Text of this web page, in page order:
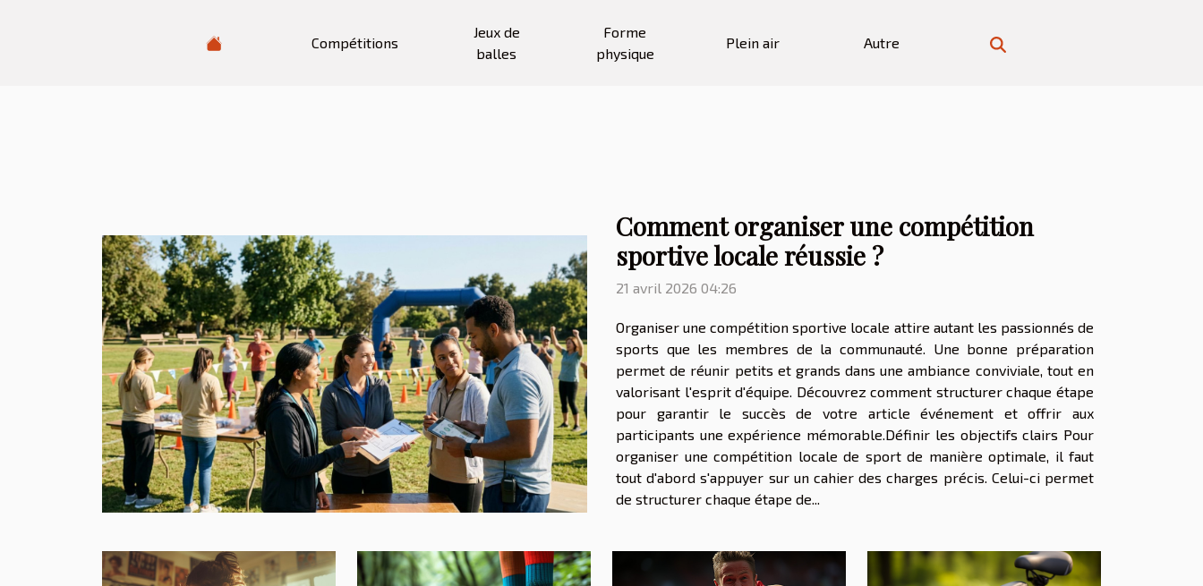
Compétitions
Jeux de
balles
Forme
physique
Plein air Autre
Comment organiser une compétition
sportive locale réussie ?
21 avril 2026 04:26
Organiser une compétition sportive locale attire autant les passionnés de
sports que les membres de la communauté. Une bonne préparation
permet de réunir petits et grands dans une ambiance conviviale, tout en
valorisant l'esprit d'équipe. Découvrez comment structurer chaque étape
pour garantir le succès de votre article événement et offrir aux
participants une expérience mémorable.Définir les objectifs clairs Pour
organiser une compétition locale de sport de manière optimale, il faut
tout d'abord s'appuyer sur un cahier des charges précis. Celui-ci permet
de structurer chaque étape de...